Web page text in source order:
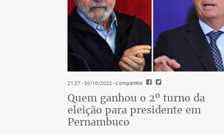
21:27 - 30/10/2022- Compartilhe
Quem ganhou o 2º turno da
eleição para presidente em
Pernambuco